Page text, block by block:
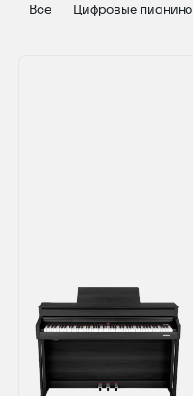
Все Цифровые пианино